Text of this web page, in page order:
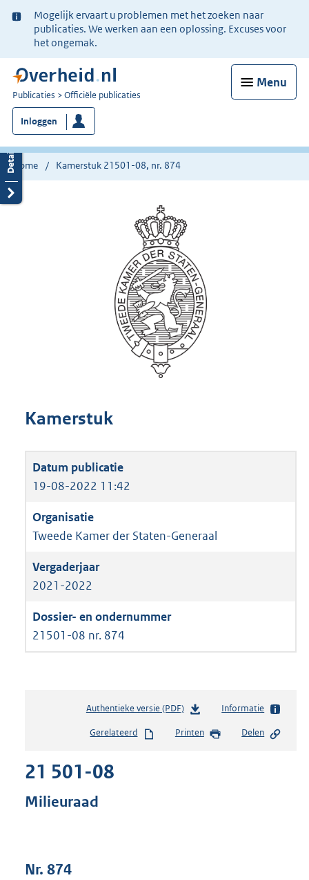
Ter
informatie:
Mogelijk ervaart u problemen met het zoeken naar
publicaties. We werken aan een oplossing. Excuses voor
het ongemak.
Menu
U
bent
nu
hier:
Publicaties Officiële publicaties
Inloggen
Home Kamerstuk 21501-08, nr. 874
Kamerstuk
19-08-2022 11:42
Tweede Kamer der Staten-Generaal
2021-2022
21501-08 nr. 874
Authentieke versie (PDF)b
s
Informatie
Gerelateerd Printen Delen
21 501-08
Milieuraad
Nr. 874